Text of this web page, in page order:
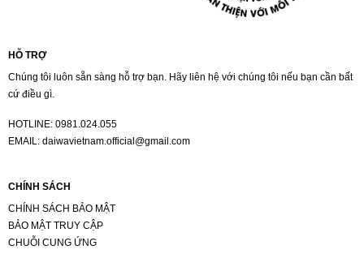
HỖ TRỢ
Chúng tôi luôn sẵn sàng hỗ trợ bạn. Hãy liên hệ với chúng tôi nếu bạn cần bất
cứ điều gì.
HOTLINE: 0981.024.055
EMAIL: daiwavietnam.official@gmail.com
CHÍNH SÁCH
CHÍNH SÁCH BẢO MẬT
BẢO MẬT TRUY CẬP
CHUỖI CUNG ỨNG